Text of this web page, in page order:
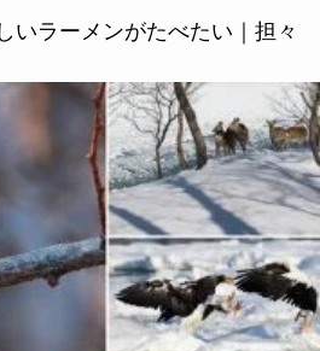
いラーメンがたべたい｜担々